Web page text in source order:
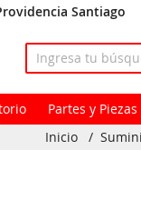
Santiago
Partes y
Inicio
/